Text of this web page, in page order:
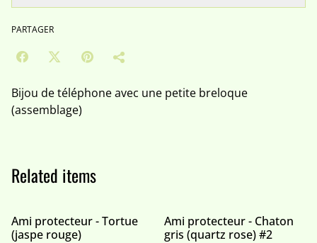
PARTAGER
Bijou de téléphone avec une petite breloque
(assemblage)
Related items
Ami protecteur - Tortue
(jaspe rouge)
Ami protecteur - Chaton
gris (quartz rose) #2